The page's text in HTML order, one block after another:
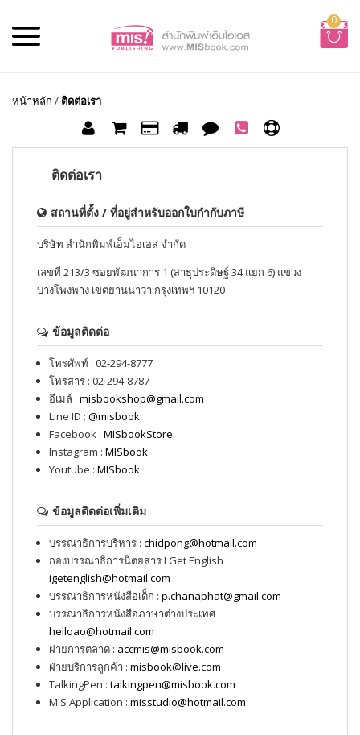
0
หน้าหลัก / ติดต่อเรา
ติดต่อเรา
สถานที่ตั้ง / ที่อยู่สำหรับออกใบกำกับภาษี
บริษัท สำนักพิมพ์เอ็มไอเอส จำกัด
เลขที่ 213/3 ซอยพัฒนาการ 1 (สาธุประดิษฐ์ 34 แยก 6) แขวง
บางโพงพาง เขตยานนาวา กรุงเทพฯ 10120
ข้อมูลติดต่อ
โทรศัพท์ : 02-294-8777
โทรสาร : 02-294-8787
อีเมล์ : misbookshop@gmail.com
Line ID : @misbook
Facebook : MISbookStore
Instagram : MISbook
Youtube : MISbook
ข้อมูลติดต่อเพิ่มเติม
บรรณาธิการบริหาร : chidpong@hotmail.com
กองบรรณาธิการนิตยสาร I Get English :
igetenglish@hotmail.com
บรรณาธิการหนังสือเด็ก : p.chanaphat@gmail.com
บรรณาธิการหนังสือภาษาต่างประเทศ :
helloao@hotmail.com
ฝายการตลาด : accmis@misbook.com
ฝ่ายบริการลูกค้า : misbook@live.com
TalkingPen : talkingpen@misbook.com
MIS Application : misstudio@hotmail.com